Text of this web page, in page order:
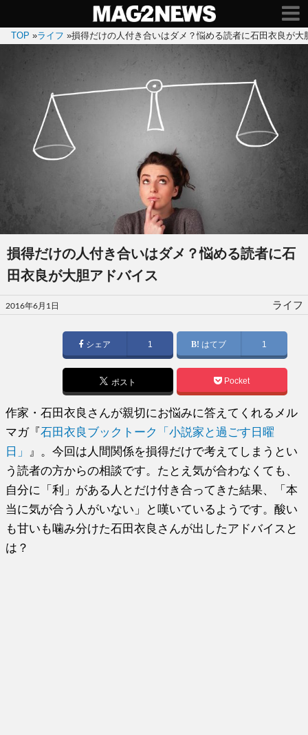
TOP »ライフ »損得だけの人付き合いはダメ？悩める読者に石田衣良が大
損得だけの人付き合いはダメ？悩める読者に石
田衣良が大胆アドバイス
投
稿
2016年6月1日 ライフ
シェア 1 はてブ 1
ポスト Pocket
作家・石田衣良さんが親切にお悩みに答えてくれるメル
マガ『石田衣良ブックトーク「小説家と過ごす日曜
日」
』。今回は人間関係を損得だけで考えてしまうとい
う読者の方からの相談です。たとえ気が合わなくても、
自分に「利」がある人とだけ付き合ってきた結果、「本
当に気が合う人がいない」と嘆いているようです。酸い
も甘いも噛み分けた石田衣良さんが出したアドバイスと
は？